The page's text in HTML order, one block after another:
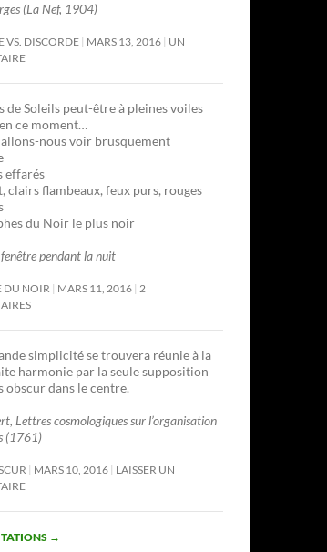
(La Nef, 1904)
VS. DISCORDE MARS 13, 2016 UN
de Soleils peut-être à pleines voiles
ce moment…
nous voir brusquement
effarés
clairs flambeaux, feux purs, rouges
du Noir le plus noir
pendant la nuit
DU NOIR MARS 11, 2016 2
simplicité se trouvera réunie à la
harmonie par la seule supposition
obscur dans le centre.
Lettres cosmologiques sur l’organisation
(1761)
MARS 10, 2016 LAISSER UN
→